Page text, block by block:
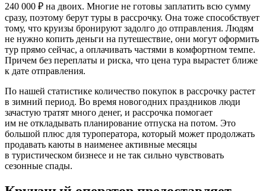
240 000 ₽ на двоих. Многие не готовы заплатить всю сумму
сразу, поэтому берут туры в рассрочку. Она тоже способствует
тому, что круизы бронируют задолго до отправления. Людям
не нужно копить деньги на путешествие, они могут оформить
тур прямо сейчас, а оплачивать частями в комфортном темпе.
Причем без переплаты и риска, что цена тура вырастет ближе
к дате отправления.
По нашей статистике количество покупок в рассрочку растет
в зимний период. Во время новогодних праздников люди
зачастую тратят много денег, и рассрочка помогает
им не откладывать планирование отпуска на потом. Это
большой плюс для туроператора, который может продолжать
продавать каюты в наименее активные месяцы
в туристическом бизнесе и не так сильно чувствовать
сезонные спады.